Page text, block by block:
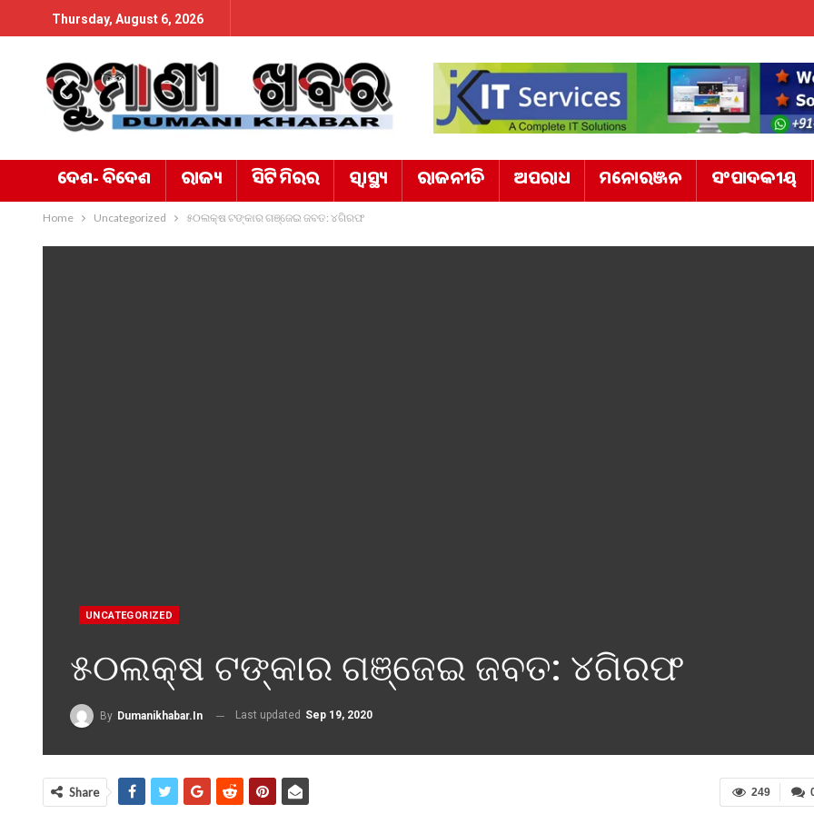
Thursday, August 6, 2026
ଦେଶ- ବିଦେଶ ରାଜ୍ୟ ସିଟି ମିରର ସ୍ୱାସ୍ଥ୍ୟ ରାଜନୀତି ଅପରାଧ ମନୋରଞ୍ଜନ ସଂପାଦକୀୟ
Home Uncategorized ୫୦ଲକ୍ଷ ଟଙ୍କାର ଗଞ୍ଜେଇ ଜବତ: ୪ଗିରଫ
UNCATEGORIZED
୫୦ଲକ୍ଷ ଟଙ୍କାର ଗଞ୍ଜେଇ ଜବତ: ୪ଗିରଫ
By Dumanikhabar.in Last updated Sep 19, 2020
249
Share